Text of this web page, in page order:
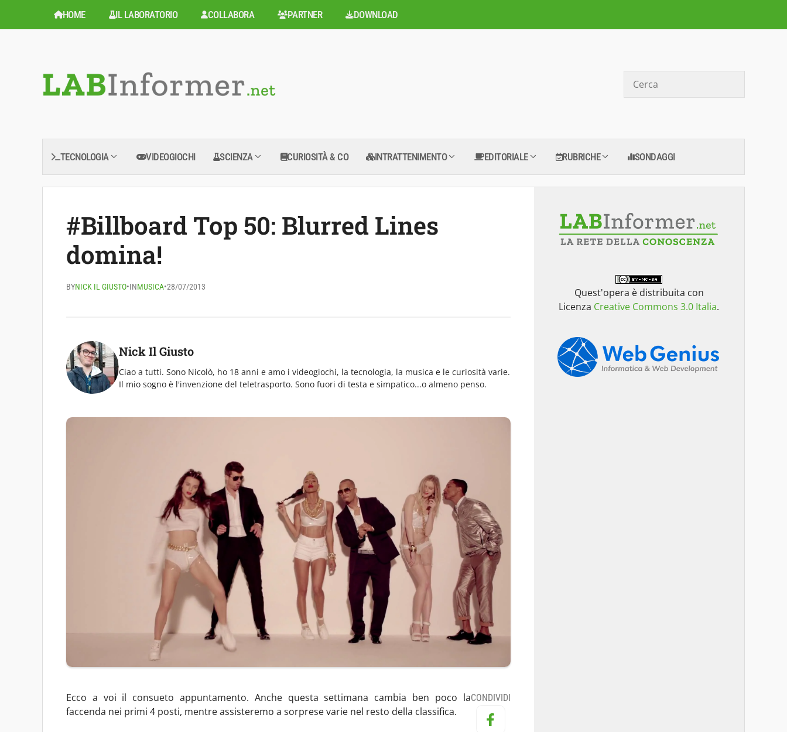
HOME IL LABORATORIO COLLABORA PARTNER DOWNLOAD
TECNOLOGIA VIDEOGIOCHI SCIENZA CURIOSITÀ & CO INTRATTENIMENTO EDITORIALE RUBRICHE SONDAGGI
#Billboard Top 50: Blurred Lines
domina!
BYNICK IL GIUSTO•INMUSICA•28/07/2013
Nick Il Giusto
Ciao a tutti. Sono Nicolò, ho 18 anni e amo i videogiochi, la tecnologia, la musica e le curiosità varie.
Il mio sogno è l'invenzione del teletrasporto. Sono fuori di testa e simpatico...o almeno penso.
Ecco a voi il consueto appuntamento. Anche questa settimana cambia ben poco la
faccenda nei primi 4 posti, mentre assisteremo a sorprese varie nel resto della classifica.
CONDIVIDI
Quest'opera è distribuita con
Licenza Creative Commons 3.0 Italia.